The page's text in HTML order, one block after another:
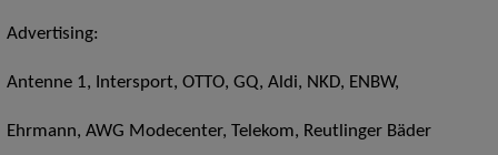
Advertising:
Antenne 1, Intersport, OTTO, GQ, Aldi, NKD, ENBW,
Ehrmann, AWG Modecenter, Telekom, Reutlinger Bäder